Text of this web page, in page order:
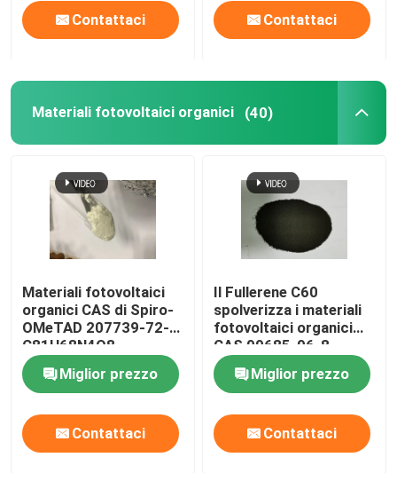
Contattaci Contattaci
Materiali fotovoltaici organici (40)
Materiali fotovoltaici
organici CAS di Spiro-
OMeTAD 207739-72-8
C81H68N4O8
Miglior prezzo
Contattaci
Il Fullerene C60
spolverizza i materiali
fotovoltaici organici
CAS 99685-96-8
Miglior prezzo
Contattaci